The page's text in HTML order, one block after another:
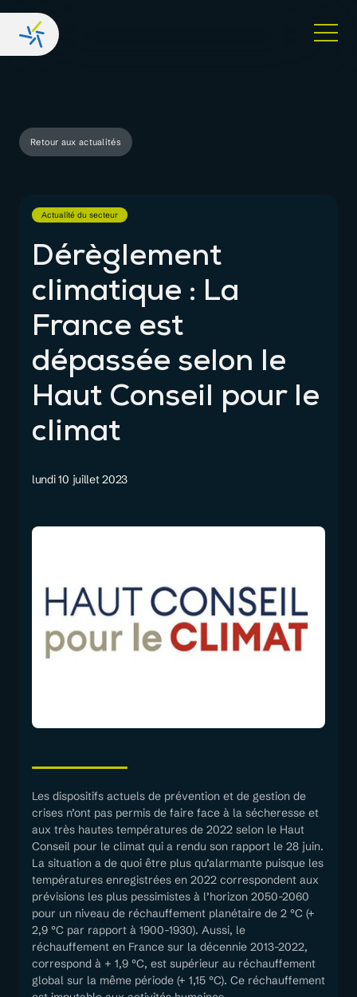
Retour aux actualités
Actualité du secteur
Dérèglement
climatique : La
France est
dépassée selon le
Haut Conseil pour le
climat
lundi 10 juillet 2023
Les dispositifs actuels de prévention et de gestion de
crises n’ont pas permis de faire face à la sécheresse et
aux très hautes températures de 2022 selon le Haut
Conseil pour le climat qui a rendu son rapport le 28 juin.
La situation a de quoi être plus qu’alarmante puisque les
températures enregistrées en 2022 correspondent aux
prévisions les plus pessimistes à l’horizon 2050-2060
pour un niveau de réchauffement planétaire de 2 °C (+
2,9 °C par rapport à 1900-1930). Aussi, le
réchauffement en France sur la décennie 2013-2022,
correspond à + 1,9 °C, est supérieur au réchauffement
global sur la même période (+ 1,15 °C). Ce réchauffement